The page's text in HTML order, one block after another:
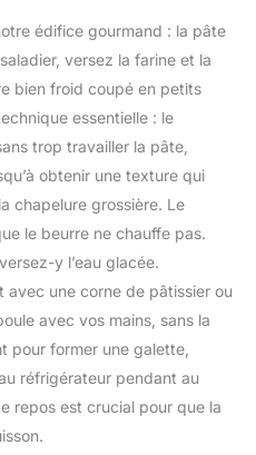
édifice gourmand : la pâte
versez la farine et la
bien froid coupé en petits
essentielle : le
trop travailler la pâte,
obtenir une texture qui
chapelure grossière. Le
le beurre ne chauffe pas.
y l’eau glacée.
une corne de pâtissier ou
avec vos mains, sans la
pour former une galette,
réfrigérateur pendant au
repos est crucial pour que la